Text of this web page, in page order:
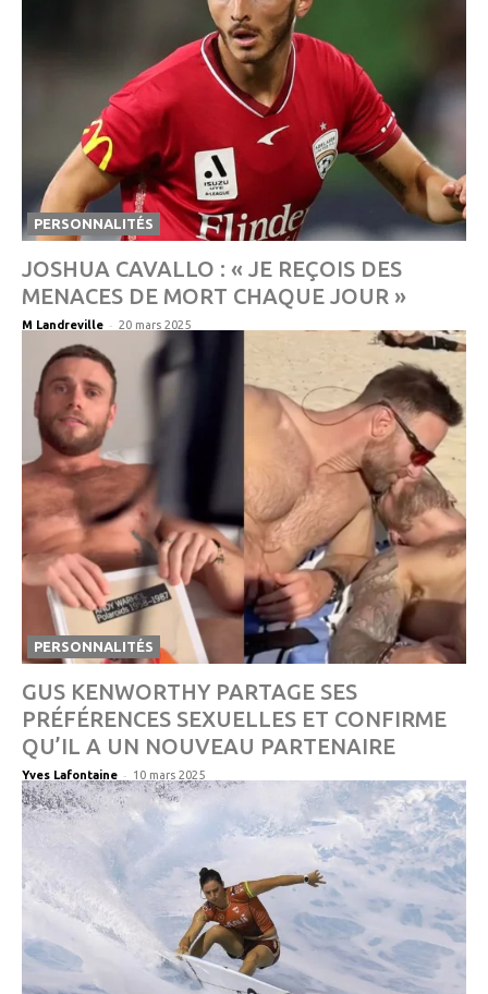
PERSONNALITÉS
JOSHUA CAVALLO : « JE REÇOIS DES
MENACES DE MORT CHAQUE JOUR »
M Landreville - 20 mars 2025
PERSONNALITÉS
GUS KENWORTHY PARTAGE SES
PRÉFÉRENCES SEXUELLES ET CONFIRME
QU’IL A UN NOUVEAU PARTENAIRE
Yves Lafontaine - 10 mars 2025